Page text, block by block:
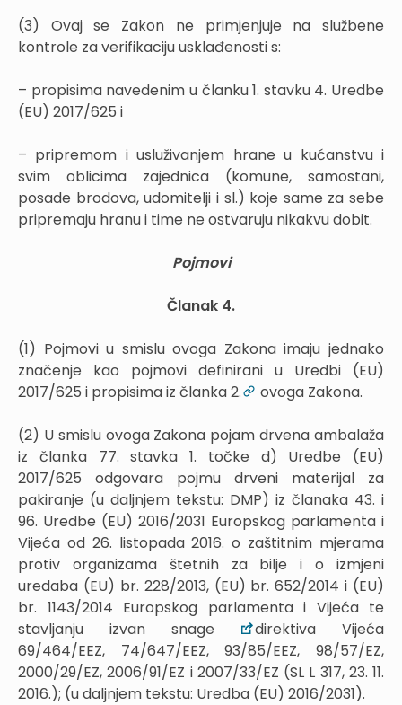
(3) Ovaj se Zakon ne primjenjuje na službene
kontrole za verifikaciju usklađenosti s:
– propisima navedenim u članku 1. stavku 4. Uredbe
(EU) 2017/625 i
– pripremom i usluživanjem hrane u kućanstvu i
svim oblicima zajednica (komune, samostani,
posade brodova, udomitelji i sl.) koje same za sebe
pripremaju hranu i time ne ostvaruju nikakvu dobit.
Pojmovi
Članak 4.
(1) Pojmovi u smislu ovoga Zakona imaju jednako
značenje kao pojmovi definirani u Uredbi (EU)
2017/625 i propisima iz članka 2.
ovoga Zakona.
(2) U smislu ovoga Zakona pojam drvena ambalaža
iz članka 77. stavka 1. točke d) Uredbe (EU)
2017/625 odgovara pojmu drveni materijal za
pakiranje (u daljnjem tekstu: DMP) iz članaka 43. i
96. Uredbe (EU) 2016/2031 Europskog parlamenta i
Vijeća od 26. listopada 2016. o zaštitnim mjerama
protiv organizama štetnih za bilje i o izmjeni
uredaba (EU) br. 228/2013, (EU) br. 652/2014 i (EU)
br. 1143/2014 Europskog parlamenta i Vijeća te
stavljanju izvan snage
direktiva Vijeća
69/464/EEZ, 74/647/EEZ, 93/85/EEZ, 98/57/EZ,
2000/29/EZ, 2006/91/EZ i 2007/33/EZ (SL L 317, 23. 11.
2016.); (u daljnjem tekstu: Uredba (EU) 2016/2031).